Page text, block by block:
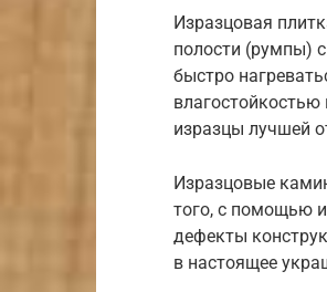
Изразцовая
полости (румпы)
быстро
изразцы лучшей
Изразцовые
того, с помощью
дефекты
в настоящее